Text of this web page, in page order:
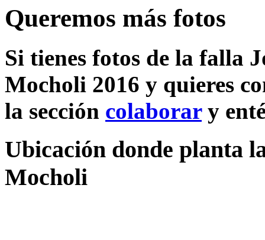
Queremos más fotos
Si tienes fotos de la falla
Mocholi 2016 y quieres
la sección colaborary
Ubicación donde planta
Mocholi